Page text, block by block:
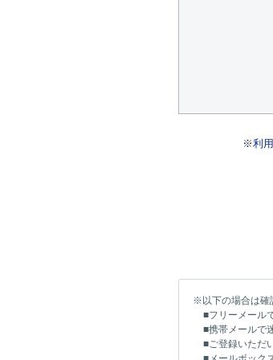
※利
※以下の場合は確
■フリーメール
■携帯メールで
■ご登録いただ